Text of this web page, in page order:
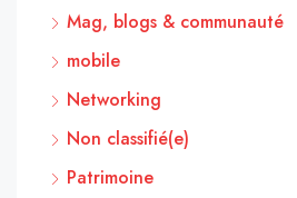
Mag, blogs & communauté
mobile
Networking
Non classifié(e)
Patrimoine